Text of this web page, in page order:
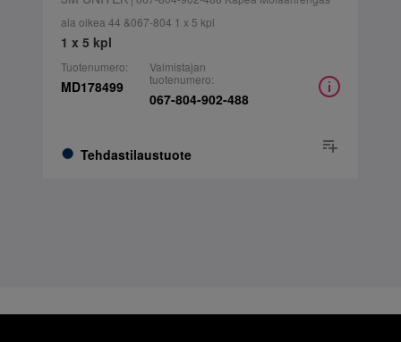
ala oikea 44 &067-804 1 x 5 kpl
1 x 5 kpl
Tuotenumero:
MD178499
Tehdastilaustuote
Valmistajan
tuotenumero:
067-804-902-488